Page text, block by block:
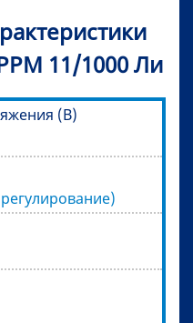
11/1000 Ли
(В)